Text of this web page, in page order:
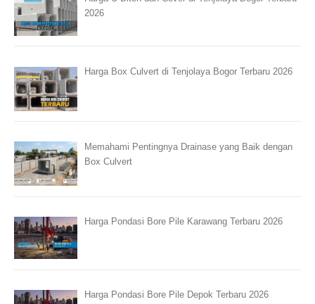
2026
Harga Box Culvert di Tenjolaya Bogor Terbaru 2026
Memahami Pentingnya Drainase yang Baik dengan
Box Culvert
Harga Pondasi Bore Pile Karawang Terbaru 2026
Harga Pondasi Bore Pile Depok Terbaru 2026